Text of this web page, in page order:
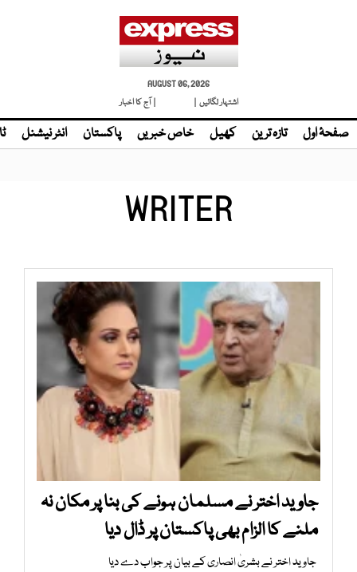
AUGUST 06, 2026
اشتہار لگائیں |
| آج کا اخبار
صفحۂ اول تازہ ترین کھیل خاص خبریں پاکستان انٹر نیشنل
WRITER
جاوید اختر نے مسلمان ہونے کی بنا پر مکان نہ
ملنے کا الزام بھی پاکستان پر ڈال دیا
جاوید اختر نے بشریٰ انصاری کے بیان پر جواب دے دیا